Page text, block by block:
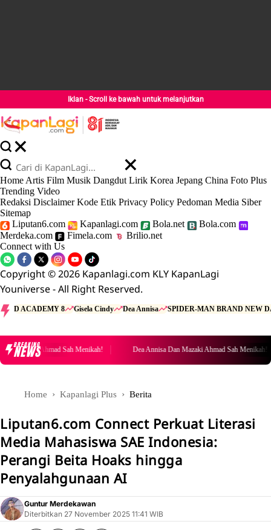
Iklan - Scroll ke bawah untuk melanjutkan
Home Artis Film Musik Dangdut Lirik Korea Jepang China Foto Plus
Trending Video
Redaksi Disclaimer Kode Etik Privacy Policy Pedoman Media Siber
Sitemap
Liputan6.com
Kapanlagi.com Bola.net
Bola.com
Merdeka.com
Fimela.com
Brilio.net
Connect with Us
Copyright © 2026 Kapanlagi.com KLY KapanLagi
Youniverse - All Right Reserved.
D ACADEMY 8 Gisela Cindy Dea Annisa SPIDER-MAN BRAND NEW
BREAKING
NEWS
Mazaki Ahmad Sah Menikah! Dea Annisa Dan Mazaki Ahmad Sah Menikah!
Home Kapanlagi Plus Berita
Liputan6.com Connect Perkuat Literasi
Media Mahasiswa SAE Indonesia:
Perangi Beita Hoaks hingga
Penyalahgunaan AI
Guntur Merdekawan
Diterbitkan 27 November 2025 11:41 WIB